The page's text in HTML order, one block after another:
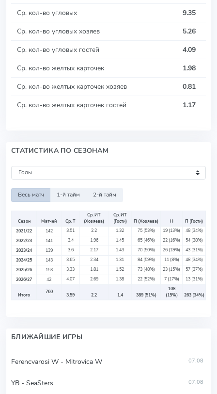
Ср. кол-во угловых
9.35
Ср. кол-во угловых хозяев
5.26
Ср. кол-во угловых гостей
4.09
Ср. кол-во желтых карточек
1.98
Ср. кол-во желтых карточек хозяев
0.81
Ср. кол-во желтых карточек гостей
1.17
СТАТИСТИКА ПО СЕЗОНАМ
Весь матч 1-й тайм 2-й тайм
Сезон Матчей Ср. Т
Ср. ИТ
(Хозяева)
Ср. ИТ
(Гости)
П (Хозяева) Н
П (Гости)
2021/22
142 3.51 2.2 1.32 75 (53%) 19 (13%) 48 (34%)
2022/23
141 3.4 1.96 1.45 65 (46%) 22 (16%) 54 (38%)
2023/24
139 3.6 2.17 1.43 70 (50%) 26 (19%) 43 (31%)
2024/25
143 3.65 2.34 1.31 84 (59%) 11 (8%) 48 (34%)
2025/26
153 3.33 1.81 1.52 73 (48%) 23 (15%) 57 (37%)
2026/27
42 4.07 2.69 1.38 22 (52%) 7 (17%) 13 (31%)
Итого
760
3.59 2.2 1.4 389 (51%)
108
(15%)
263 (34%)
БЛИЖАЙШИЕ ИГРЫ
Ferencvarosi W - Mitrovica W 07.08
YB - SeaSters 07.08